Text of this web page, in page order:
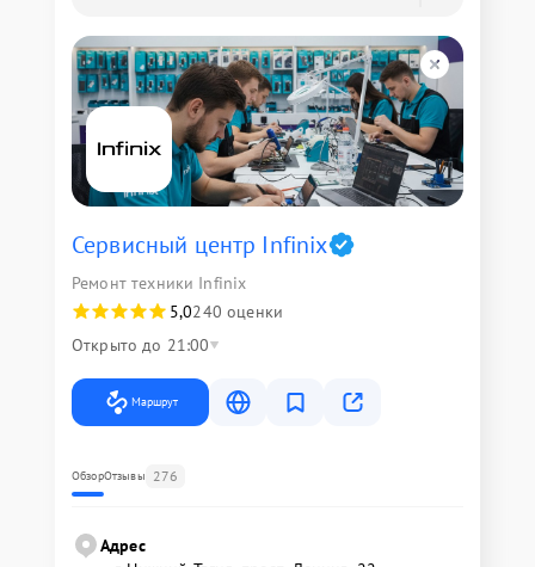
Сервисный центр Infinix
Ремонт техники Infinix
5,0240 оценки
Открыто до 21:00
Маршрут
ОбзорОтзывы 276
Адрес